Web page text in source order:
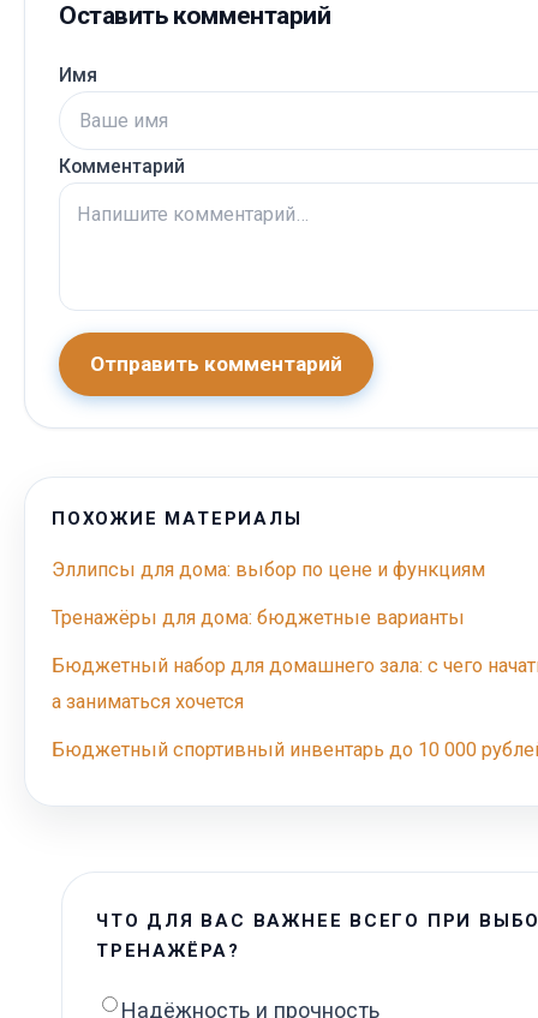
Оставить комментарий
Имя
Комментарий
Отправить комментарий
ПОХОЖИЕ МАТЕРИАЛЫ
Эллипсы для дома: выбор по цене и функциям
Тренажёры для дома: бюджетные варианты
Бюджетный набор для домашнего зала: с чего
а заниматься хочется
Бюджетный спортивный инвентарь до 10 000
ЧТО ДЛЯ ВАС ВАЖНЕЕ ВСЕГО ПРИ
ТРЕНАЖЁРА?
Надёжность и прочность